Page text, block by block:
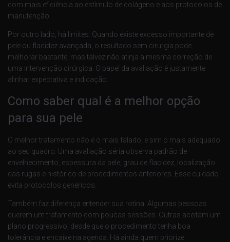
com mais eficiência ao estímulo de colágeno e aos protocolos de
manutenção.
Por outro lado, há limites. Quando existe excesso importante de
pele ou flacidez avançada, o resultado sem cirurgia pode
melhorar bastante, mas talvez não atinja a mesma correção de
uma intervenção cirúrgica. O papel da avaliação é justamente
alinhar expectativa e indicação.
Como saber qual é a melhor opção
para sua pele
O melhor tratamento não é o mais falado, e sim o mais adequado
ao seu quadro. Uma avaliação séria observa padrão de
envelhecimento, espessura da pele, grau de flacidez, localização
das rugas e histórico de procedimentos anteriores. Esse cuidado
evita protocolos genéricos.
Também faz diferença entender sua rotina. Algumas pessoas
querem um tratamento com poucas sessões. Outras aceitam um
plano progressivo, desde que o procedimento tenha boa
tolerância e encaixe na agenda. Há ainda quem priorize